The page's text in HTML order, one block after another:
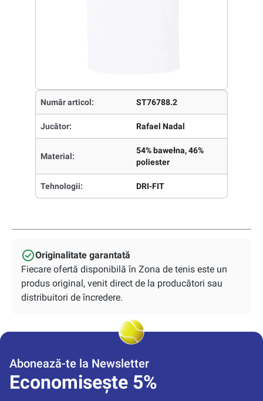
Număr articol: ST76788.2
Jucător: Rafael Nadal
Material:
54% bawełna, 46%
poliester
Tehnologii: DRI-FIT
Originalitate garantată
Fiecare ofertă disponibilă în Zona de tenis este un
produs original, venit direct de la producători sau
distribuitori de încredere.
Abonează-te la Newsletter
Economisește 5%